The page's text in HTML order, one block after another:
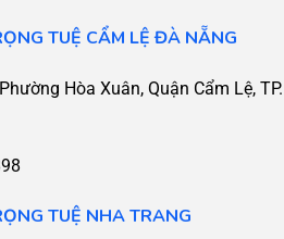
TUỆ CẨM LỆ ĐÀ NẴNG
Hòa Xuân, Quận Cẩm Lệ,
TUỆ NHA TRANG